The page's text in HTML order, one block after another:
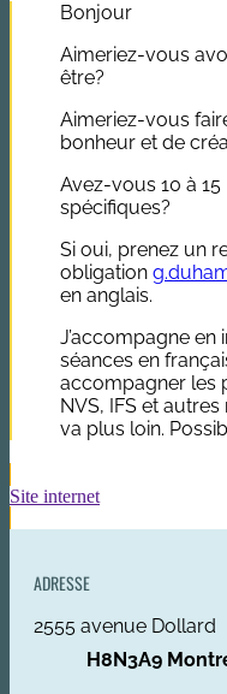
Bonjour
Aimeriez-vous
être?
Aimeriez-vous
bonheur et de
Avez-vous 10 à
spécifiques?
Si oui, prenez un
obligation
en anglais.
J’accompagne
séances en
accompagner les
NVS, IFS et
va plus loin.
Site internet
ADRESSE
2555 avenue Dollard
H8N3A9